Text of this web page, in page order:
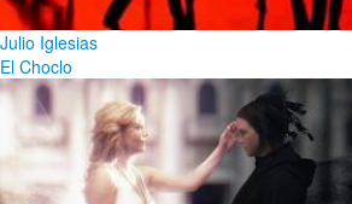
Julio Iglesias
El Choclo